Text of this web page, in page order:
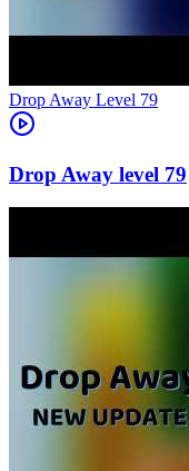
Level 79
79